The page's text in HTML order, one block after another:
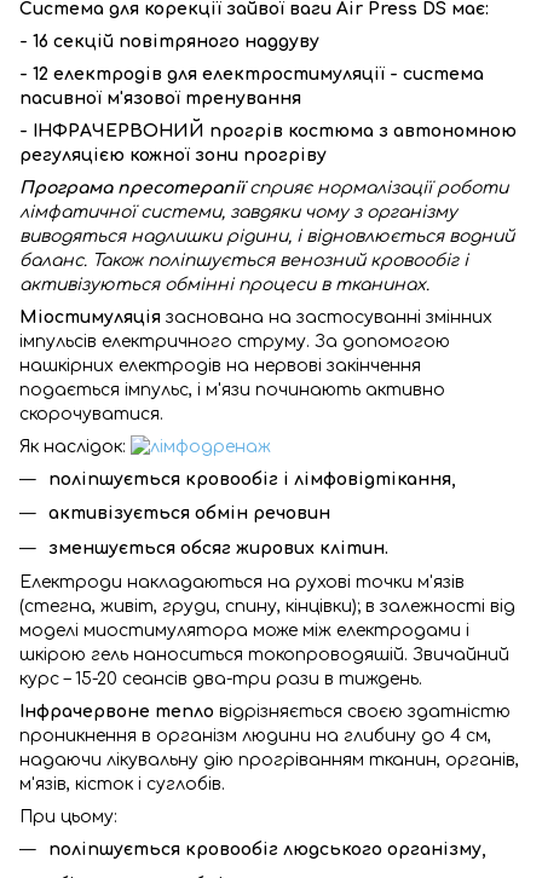
Система для корекції зайвої ваги Air Press DS має:
- 16 секцій повітряного наддуву
- 12 електродів для електростимуляції - система
пасивної м'язової тренування
- ІНФРАЧЕРВОНИЙ прогрів костюма з автономною
регуляцією кожної зони прогріву
Програма пресотерапіїсприяє нормалізації роботи
лімфатичної системи, завдяки чому з організму
виводяться надлишки рідини, і відновлюється водний
баланс. Також поліпшується венозний кровообіг і
активізуються обмінні процеси в тканинах.
Міостимуляція заснована на застосуванні змінних
імпульсів електричного струму. За допомогою
нашкірних електродів на нервові закінчення
подається імпульс, і м'язи починають активно
скорочуватися.
Як наслідок:
поліпшується кровообіг і лімфовідтікання,
активізується обмін речовин
зменшується обсяг жирових клітин.
Електроди накладаються на рухові точки м'язів
(стегна, живіт, груди, спину, кінцівки); в залежності від
моделі миостимулятора може між електродами і
шкірою гель наноситься токопроводяшій. Звичайний
курс – 15-20 сеансів два-три рази в тиждень.
Інфрачервоне тепло відрізняється своєю здатністю
проникнення в організм людини на глибину до 4 см,
надаючи лікувальну дію прогріванням тканин, органів,
м'язів, кісток і суглобів.
При цьому:
поліпшується кровообіг людського організму,